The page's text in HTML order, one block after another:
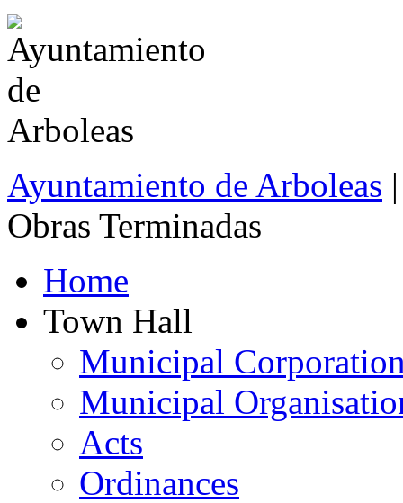
Ayuntamiento de Arboleas
Obras Terminadas
Home
Town Hall
Municipal
Municipal
Acts
Ordinances